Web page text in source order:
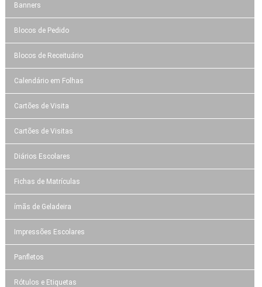
Banners
Blocos de Pedido
Blocos de Receituário
Calendário em Folhas
Cartões de Visita
Cartões de Visitas
Diários Escolares
Fichas de Matrículas
ímãs de Geladeira
Impressões Escolares
Panfletos
Rótulos e Etiquetas